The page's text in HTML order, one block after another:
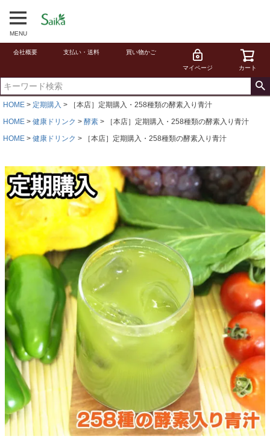
MENU
会社概要 支払い・送料 買い物かご
マイページ カート
HOME 定期購入
［本店］定期購入・258種類の酵素入り青汁
HOME
健康ドリンク 酵素
［本店］定期購入・258種類の酵素入り青汁
HOME
健康ドリンク ［本店］定期購入・258種類の酵素入り青汁